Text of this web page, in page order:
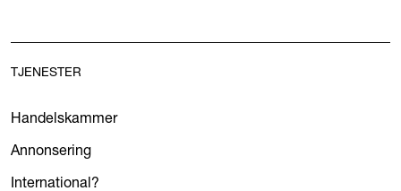
TJENESTER
Handelskammer
Annonsering
International?